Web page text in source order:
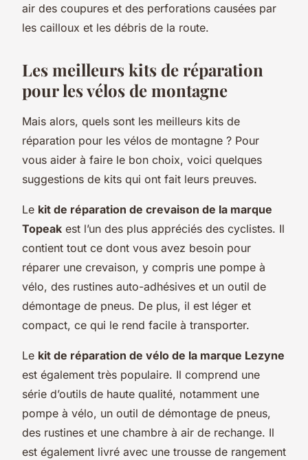
air des coupures et des perforations causées par
les cailloux et les débris de la route.
Les meilleurs kits de réparation
pour les vélos de montagne
Mais alors, quels sont les meilleurs kits de
réparation pour les vélos de montagne ? Pour
vous aider à faire le bon choix, voici quelques
suggestions de kits qui ont fait leurs preuves.
Le kit de réparation de crevaison de la marque
Topeak est l’un des plus appréciés des cyclistes. Il
contient tout ce dont vous avez besoin pour
réparer une crevaison, y compris une pompe à
vélo, des rustines auto-adhésives et un outil de
démontage de pneus. De plus, il est léger et
compact, ce qui le rend facile à transporter.
Le kit de réparation de vélo de la marque Lezyne
est également très populaire. Il comprend une
série d’outils de haute qualité, notamment une
pompe à vélo, un outil de démontage de pneus,
des rustines et une chambre à air de rechange. Il
est également livré avec une trousse de rangement